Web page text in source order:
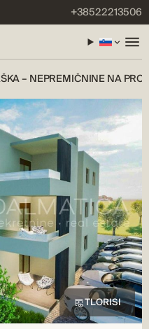
+38522213506
– NEPREMIČNINE NA
TLORISI